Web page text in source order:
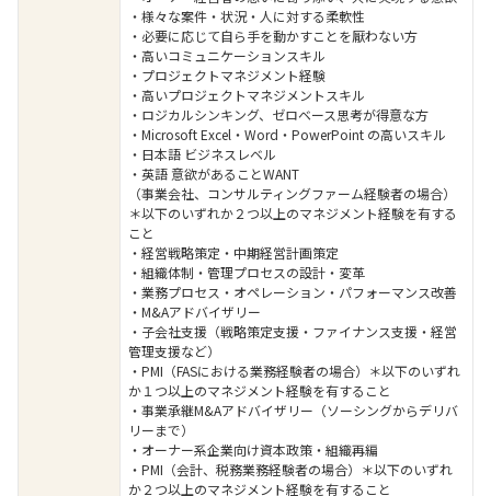
・様々な案件・状況・人に対する柔軟性
・必要に応じて自ら手を動かすことを厭わない方
・高いコミュニケーションスキル
・プロジェクトマネジメント経験
・高いプロジェクトマネジメントスキル
・ロジカルシンキング、ゼロベース思考が得意な方
・Microsoft Excel・Word・PowerPoint の高いスキル
・日本語 ビジネスレベル
・英語 意欲があることWANT
（事業会社、コンサルティングファーム経験者の場合）
＊以下のいずれか２つ以上のマネジメント経験を有する
こと
・経営戦略策定・中期経営計画策定
・組織体制・管理プロセスの設計・変革
・業務プロセス・オペレーション・パフォーマンス改善
・M&Aアドバイザリー
・子会社支援（戦略策定支援・ファイナンス支援・経営
管理支援など）
・PMI（FASにおける業務経験者の場合）＊以下のいずれ
か１つ以上のマネジメント経験を有すること
・事業承継M&Aアドバイザリー（ソーシングからデリバ
リーまで）
・オーナー系企業向け資本政策・組織再編
・PMI（会計、税務業務経験者の場合）＊以下のいずれ
か２つ以上のマネジメント経験を有すること